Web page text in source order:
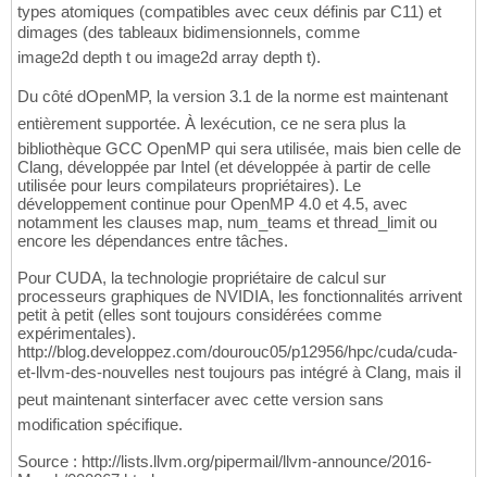
types atomiques (compatibles avec ceux définis par C11) et
dimages (des tableaux bidimensionnels, comme
image2d depth t ou image2d array depth t).
Du côté dOpenMP, la version 3.1 de la norme est maintenant
entièrement supportée. À lexécution, ce ne sera plus la
bibliothèque GCC OpenMP qui sera utilisée, mais bien celle de
Clang, développée par Intel (et développée à partir de celle
utilisée pour leurs compilateurs propriétaires). Le
développement continue pour OpenMP 4.0 et 4.5, avec
notamment les clauses map, num_teams et thread_limit ou
encore les dépendances entre tâches.
Pour CUDA, la technologie propriétaire de calcul sur
processeurs graphiques de NVIDIA, les fonctionnalités arrivent
petit à petit (elles sont toujours considérées comme
expérimentales).
http://blog.developpez.com/dourouc05/p12956/hpc/cuda/cuda-
et-llvm-des-nouvelles nest toujours pas intégré à Clang, mais il
peut maintenant sinterfacer avec cette version sans
modification spécifique.
Source : http://lists.llvm.org/pipermail/llvm-announce/2016-